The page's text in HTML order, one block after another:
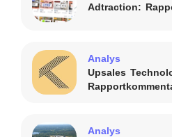
Adtraction:
Analys
Upsales
Analys